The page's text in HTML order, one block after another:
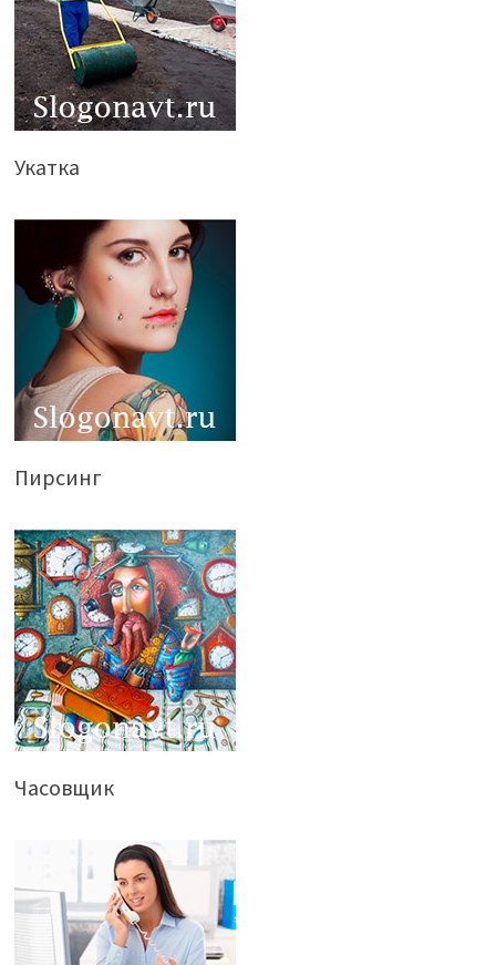
Укатка
Пирсинг
Часовщик